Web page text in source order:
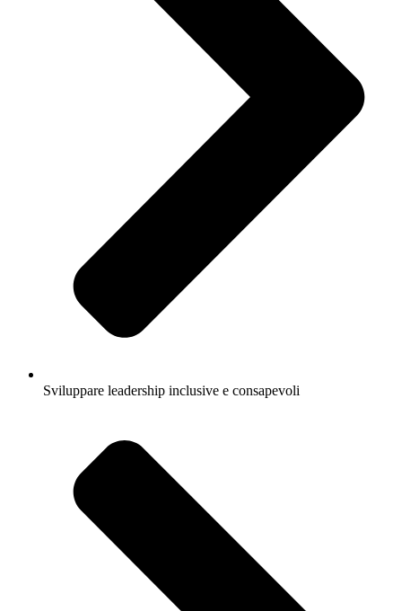
Sviluppare leadership inclusive e consapevoli